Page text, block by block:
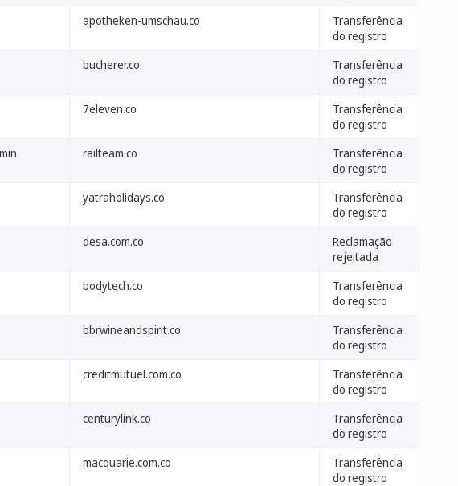
apotheken-umschau.co
Transferência
do registro
bucherer.co
Transferência
do registro
7eleven.co
Transferência
do registro
railteam.co
Transferência
do registro
yatraholidays.co
Transferência
do registro
desa.com.co
Reclamação
rejeitada
bodytech.co
Transferência
do registro
bbrwineandspirit.co
Transferência
do registro
creditmutuel.com.co
Transferência
do registro
centurylink.co
Transferência
do registro
macquarie.com.co
Transferência
do registro